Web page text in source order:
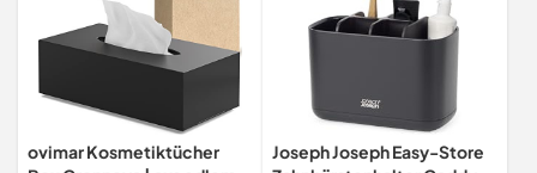
ovimar Kosmetiktücher
Joseph Joseph Easy-Store